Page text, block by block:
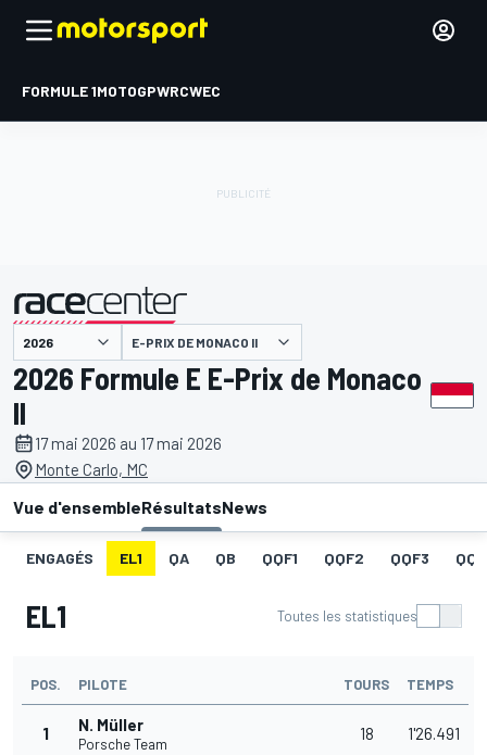
FORMULE 1MOTOGPWRCWEC
présenté par E-PRIX DE MONACO II
2026 Formule E E-Prix de Monaco
II
17 mai 2026 au 17 mai 2026
Monte Carlo, MC
Vue d'ensembleRésultatsNews
ENGAGÉS EL1 QA QB QQF1 QQF2 QQF3
EL1 Toutes les statistiques
POS. PILOTE TOURS TEMPS
1 N. Müller
Porsche Team
18 1'26.491